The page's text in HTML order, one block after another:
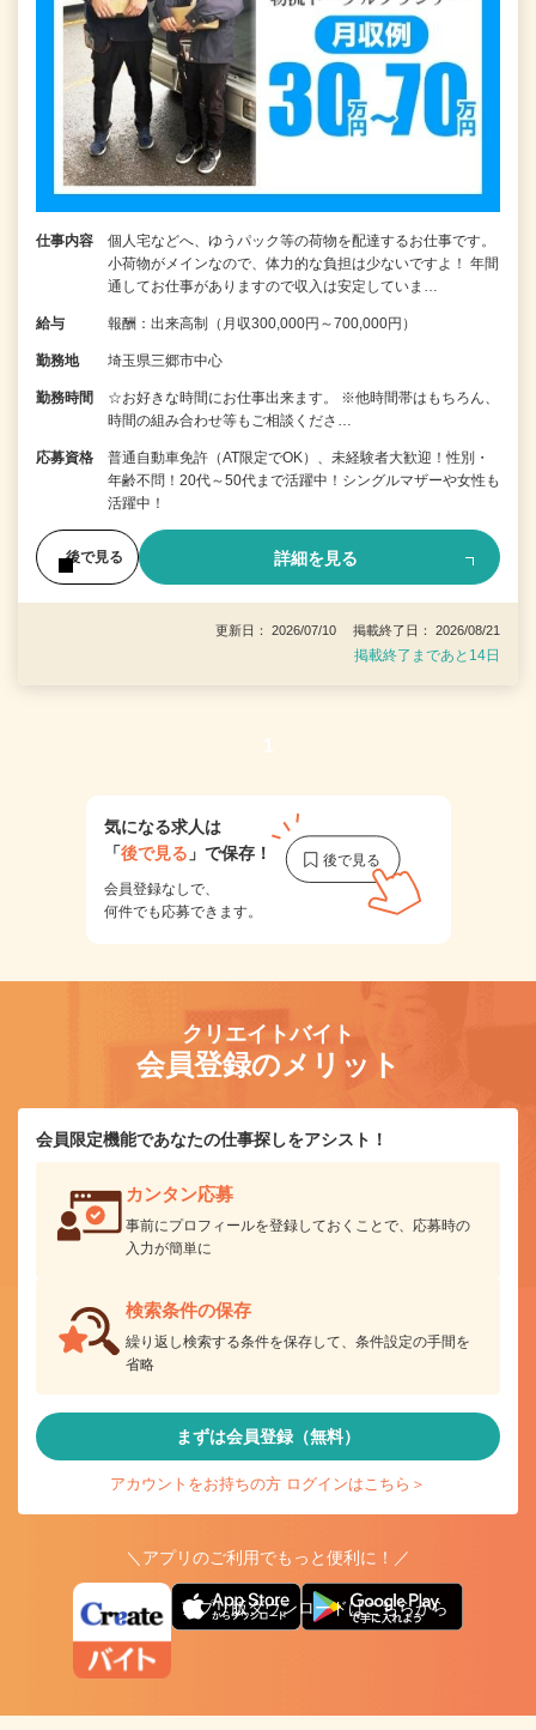
仕事内容
個人宅などへ、ゆうパック等の荷物を配達するお仕事です。
小荷物がメインなので、体力的な負担は少ないですよ！ 年間
通してお仕事がありますので収入は安定していま…
給与 報酬：出来高制（月収300,000円～700,000円）
勤務地 埼玉県三郷市中心
勤務時間
☆お好きな時間にお仕事出来ます。 ※他時間帯はもちろん、
時間の組み合わせ等もご相談くださ…
応募資格
普通自動車免許（AT限定でOK）、未経験者大歓迎！性別・
年齢不問！20代～50代まで活躍中！シングルマザーや女性も
活躍中！
後で見る 詳細を見る
更新日： 2026/07/10 掲載終了日： 2026/08/21
掲載終了まであと14日
気になる求人は
「後で見る 」で保存！
会員登録なしで、
何件でも応募できます。
クリエイトバイト
会員登録のメリット
会員限定機能であなたの仕事探しをアシスト！
カンタン応募
事前にプロフィールを登録しておくことで、応募時の
入力が簡単に
検索条件の保存
繰り返し検索する条件を保存して、条件設定の手間を
省略
まずは会員登録（無料）
アカウントをお持ちの方 ログインはこちら＞
＼アプリのご利用でもっと便利に！／
アプリ版ダウンロードはこちらから